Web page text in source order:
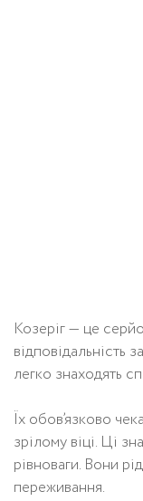
Козеріг — це
відповідальність
легко знаходять
Їх обов’язково
зрілому віці. Ці
рівноваги. Вони
переживання.